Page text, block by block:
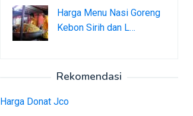
Harga Menu Nasi Goreng
Kebon Sirih dan L…
Rekomendasi
Harga Donat Jco